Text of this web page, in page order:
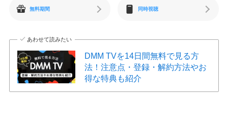
無料期間 同時視聴
あわせて読みたい
DMM TVを14日間無料で見る方
法！注意点・登録・解約方法やお
得な特典も紹介